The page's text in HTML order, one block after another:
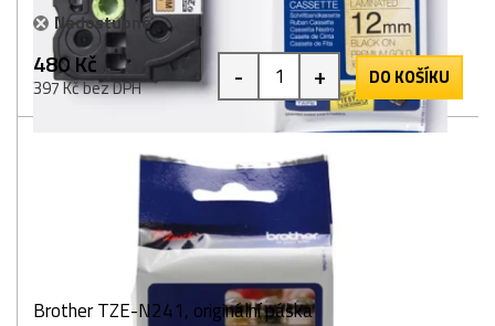
Nedostupné
480 Kč
397 Kč bez DPH - + DO KOŠÍKU
Brother TZE-N241, originální páska